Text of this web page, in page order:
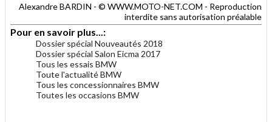
Alexandre BARDIN - © WWW.MOTO-NET.COM - Reproduction
interdite sans autorisation préalable
Pour en savoir plus...:
Dossier spécial Nouveautés 2018
Dossier spécial Salon Eicma 2017
Tous les essais BMW
Toute l'actualité BMW
Tous les concessionnaires BMW
Toutes les occasions BMW